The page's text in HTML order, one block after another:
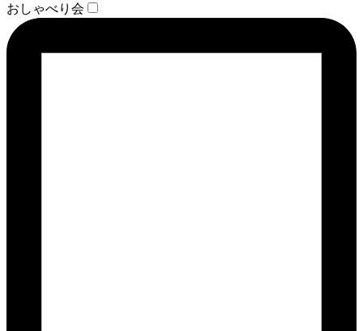
おしゃべり会